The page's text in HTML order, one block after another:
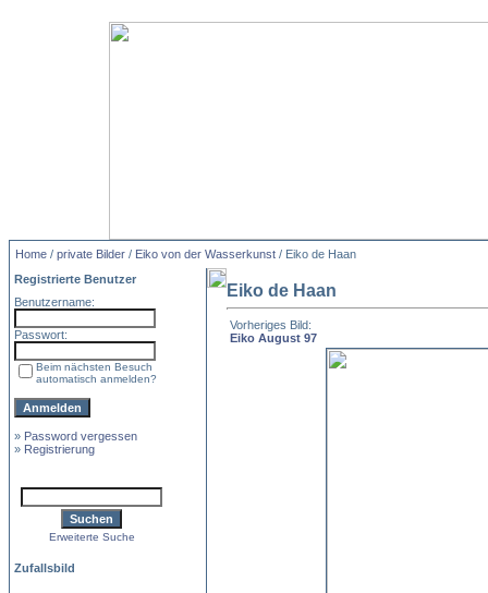
Home / private Bilder / Eiko von der Wasserkunst / Eiko de Haan
Registrierte Benutzer
Benutzername:
Passwort:
Beim nächsten Besuch
automatisch anmelden?
» Password vergessen
» Registrierung
Erweiterte Suche
Zufallsbild
Eiko de Haan
Vorheriges Bild:
Eiko August 97